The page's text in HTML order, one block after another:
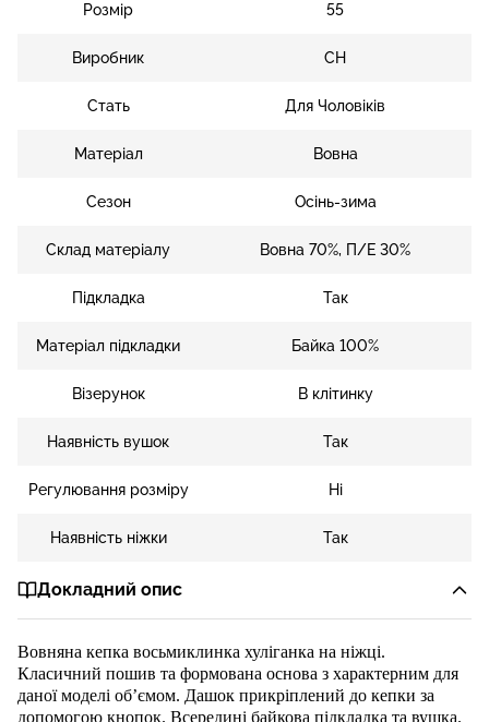
Розмір 55
Виробник CH
Стать Для Чоловіків
Матеріал Вовна
Сезон Осінь-зима
Склад матеріалу Вовна 70%, П/Е 30%
Підкладка Так
Матеріал підкладки Байка 100%
Візерунок В клітинку
Наявність вушок Так
Регулювання розміру Ні
Наявність ніжки Так
Докладний опис
Вовняна кепка восьмиклинка хуліганка на ніжці.
Класичний пошив та формована основа з характерним для
даної моделі об’ємом. Дашок прикріплений до кепки за
допомогою кнопок. Всередині байкова підкладка та вушка.